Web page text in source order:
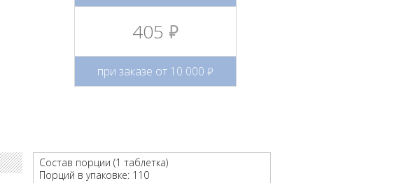
405 руб.
при заказе от 10 000 руб.
Состав порции (1 таблетка)
Порций в упаковке: 110